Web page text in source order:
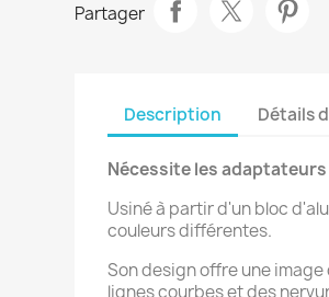
Partager
Description Détails
Nécessite les adaptateurs
Usiné à partir d'un bloc
couleurs différentes.
Son design offre une
lignes courbes et des